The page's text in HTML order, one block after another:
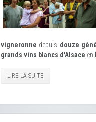
vigneronne depuis douze
grands vins blancs d'Alsace en
LIRE LA SUITE